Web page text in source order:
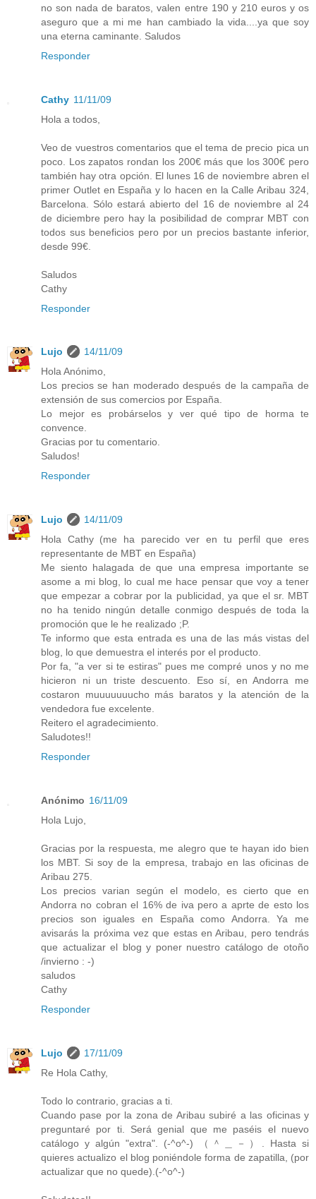
no son nada de baratos, valen entre 190 y 210 euros y os
aseguro que a mi me han cambiado la vida....ya que soy
una eterna caminante. Saludos
Responder
Cathy 11/11/09
Hola a todos,
Veo de vuestros comentarios que el tema de precio pica un
poco. Los zapatos rondan los 200€ más que los 300€ pero
también hay otra opción. El lunes 16 de noviembre abren el
primer Outlet en España y lo hacen en la Calle Aribau 324,
Barcelona. Sólo estará abierto del 16 de noviembre al 24
de diciembre pero hay la posibilidad de comprar MBT con
todos sus beneficios pero por un precios bastante inferior,
desde 99€.
Saludos
Cathy
Responder
Lujo
14/11/09
Hola Anónimo,
Los precios se han moderado después de la campaña de
extensión de sus comercios por España.
Lo mejor es probárselos y ver qué tipo de horma te
convence.
Gracias por tu comentario.
Saludos!
Responder
Lujo
14/11/09
Hola Cathy (me ha parecido ver en tu perfil que eres
representante de MBT en España)
Me siento halagada de que una empresa importante se
asome a mi blog, lo cual me hace pensar que voy a tener
que empezar a cobrar por la publicidad, ya que el sr. MBT
no ha tenido ningún detalle conmigo después de toda la
promoción que le he realizado ;P.
Te informo que esta entrada es una de las más vistas del
blog, lo que demuestra el interés por el producto.
Por fa, "a ver si te estiras" pues me compré unos y no me
hicieron ni un triste descuento. Eso sí, en Andorra me
costaron muuuuuuucho más baratos y la atención de la
vendedora fue excelente.
Reitero el agradecimiento.
Saludotes!!
Responder
Anónimo 16/11/09
Hola Lujo,
Gracias por la respuesta, me alegro que te hayan ido bien
los MBT. Si soy de la empresa, trabajo en las oficinas de
Aribau 275.
Los precios varian según el modelo, es cierto que en
Andorra no cobran el 16% de iva pero a aprte de esto los
precios son iguales en España como Andorra. Ya me
avisarás la próxima vez que estas en Aribau, pero tendrás
que actualizar el blog y poner nuestro catálogo de otoño
/invierno : -)
saludos
Cathy
Responder
Lujo
17/11/09
Re Hola Cathy,
Todo lo contrario, gracias a ti.
Cuando pase por la zona de Aribau subiré a las oficinas y
preguntaré por ti. Será genial que me paséis el nuevo
catálogo y algún "extra". (-^o^-) （＾＿－）. Hasta si
quieres actualizo el blog poniéndole forma de zapatilla, (por
actualizar que no quede).(-^o^-)